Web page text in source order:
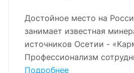
Достойное место на
занимает известная
источников Осетии -
Профессионализм
сочетании с высокой
Подробнее